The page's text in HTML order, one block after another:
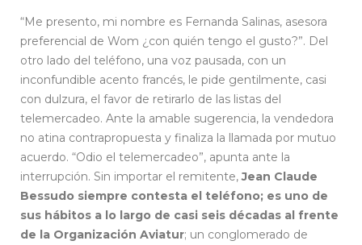
“Me presento, mi nombre es Fernanda Salinas, asesora
preferencial de Wom ¿con quién tengo el gusto?”. Del
otro lado del teléfono, una voz pausada, con un
inconfundible acento francés, le pide gentilmente, casi
con dulzura, el favor de retirarlo de las listas del
telemercadeo. Ante la amable sugerencia, la vendedora
no atina contrapropuesta y finaliza la llamada por mutuo
acuerdo. “Odio el telemercadeo”, apunta ante la
interrupción. Sin importar el remitente,Jean Claude
Bessudo siempre contesta el teléfono; es uno de
sus hábitos a lo largo de casi seis décadas al frente
de la Organización Aviatur; un conglomerado de